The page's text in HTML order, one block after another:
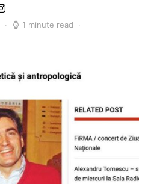
1 minute read